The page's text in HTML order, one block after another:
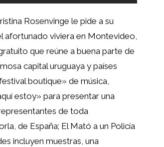
Rosenvinge le pide a su
afortunado viviera en Montevideo,
que reúne a buena parte de
capital uruguaya y países
boutique» de música,
estoy» para presentar una
de toda
de España; El Mató a un Policía
incluyen muestras, una